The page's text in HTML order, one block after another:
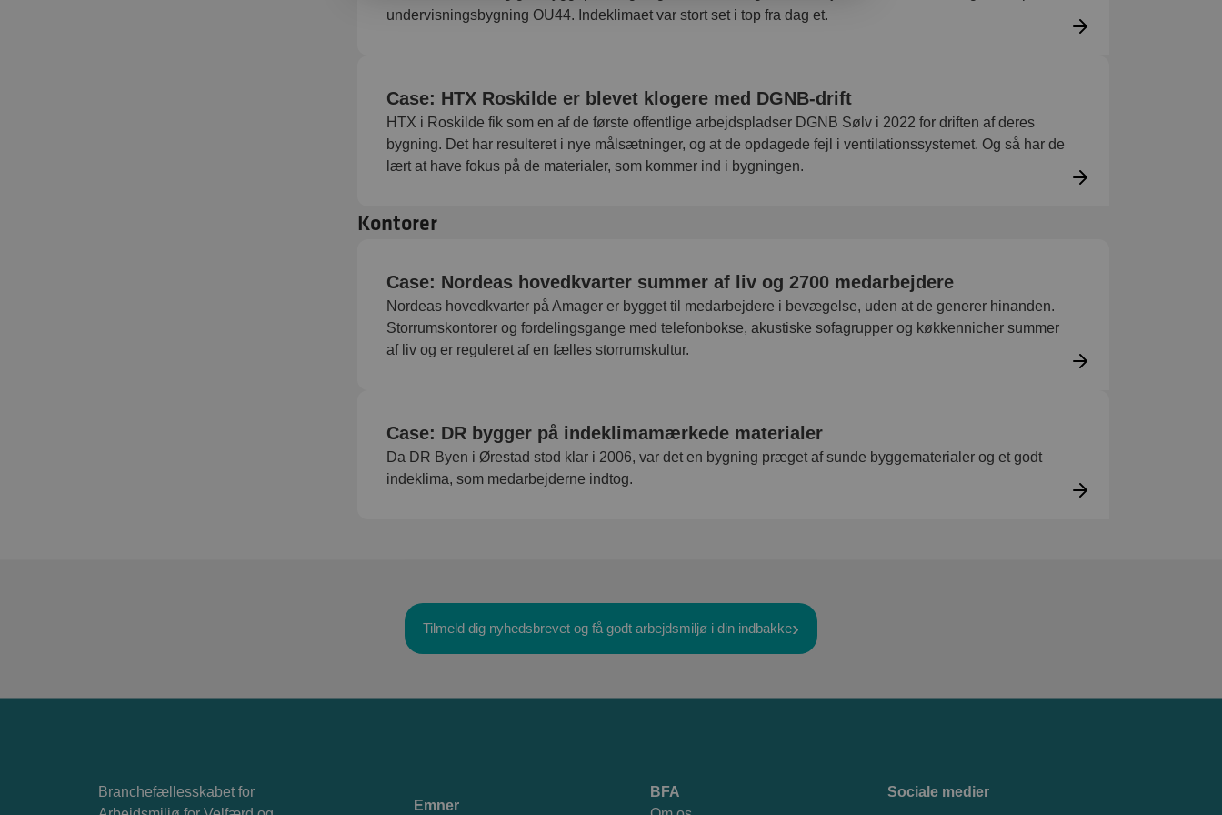
undervisningsbygning OU44. Indeklimaet var stort set i top fra dag et.
Case: HTX Roskilde er blevet klogere med DGNB-drift
HTX i Roskilde fik som en af de første offentlige arbejdspladser DGNB Sølv i 2022 for driften af deres
bygning. Det har resulteret i nye målsætninger, og at de opdagede fejl i ventilationssystemet. Og så har de
lært at have fokus på de materialer, som kommer ind i bygningen.
Kontorer
Case: Nordeas hovedkvarter summer af liv og 2700 medarbejdere
Nordeas hovedkvarter på Amager er bygget til medarbejdere i bevægelse, uden at de generer hinanden.
Storrumskontorer og fordelingsgange med telefonbokse, akustiske sofagrupper og køkkennicher summer
af liv og er reguleret af en fælles storrumskultur.
Case: DR bygger på indeklimamærkede materialer
Da DR Byen i Ørestad stod klar i 2006, var det en bygning præget af sunde byggematerialer og et godt
indeklima, som medarbejderne indtog.
Tilmeld dig nyhedsbrevet og få godt arbejdsmiljø i din indbakke
Branchefællesskabet for
Emner
BFA
Sociale medier